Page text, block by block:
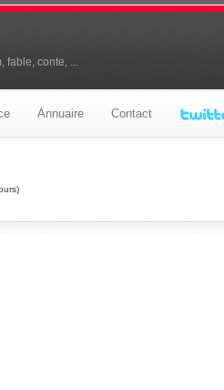
conte, ...
Annuaire Contact